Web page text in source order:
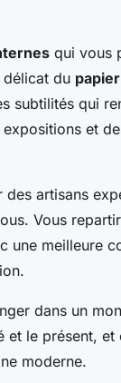
qui vous
du
subtilités qui
et
artisans
Vous
une meilleure
dans un
et le présent,
moderne.